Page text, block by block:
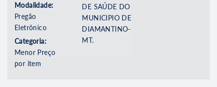
Modalidade:
Pregão
Eletrônico
Categoria:
Menor Preço
por item
DE SAÚDE DO
MUNICIPIO DE
DIAMANTINO-
MT.